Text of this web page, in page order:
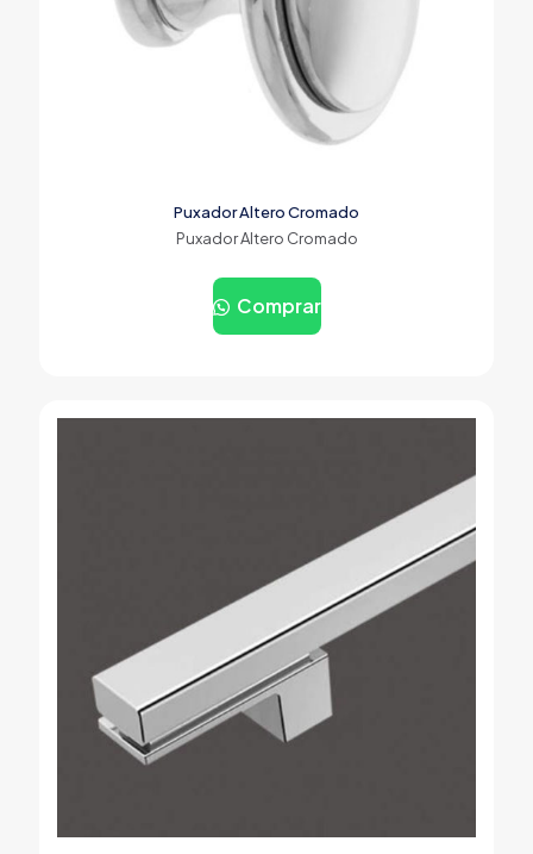
Puxador Altero Cromado
Puxador Altero Cromado
Comprar